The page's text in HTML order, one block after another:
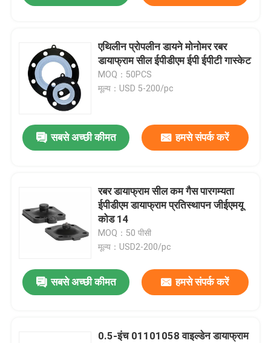
उत्पाद
कारखाने का दौरा
एथिलीन प्रोपलीन डायने मोनोमर रबर
डायाफ्राम सील ईपीडीएम ईपी ईपीटी गास्केट
MOQ：50PCS
मूल्य：USD 5-200/pc
सबसे अच्छी कीमत हमसे संपर्क करें
रबर डायाफ्राम सील कम गैस पारगम्यता
ईपीडीएम डायाफ्राम प्रतिस्थापन जीईएमयू
कोड 14
MOQ：50 पीसी
मूल्य：USD2-200/pc
सबसे अच्छी कीमत हमसे संपर्क करें
0.5-इंच 01101058 वाइल्डेन डायाफ्राम